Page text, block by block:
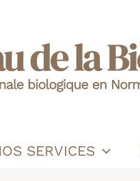
SERVICES